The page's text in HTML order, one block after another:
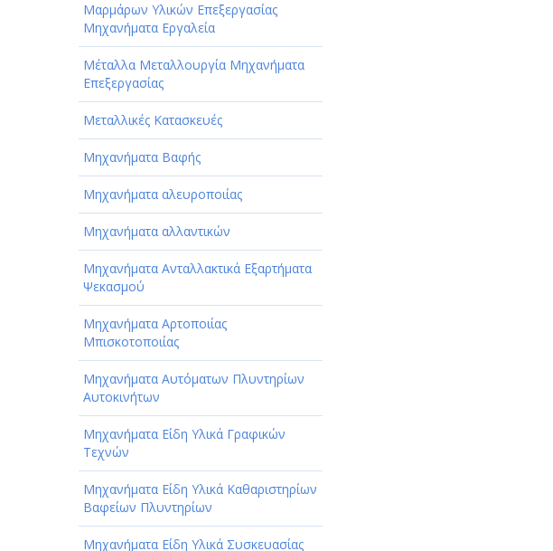
Μαρμάρων Υλικών Επεξεργασίας
Μηχανήματα Εργαλεία
Μέταλλα Μεταλλουργία Μηχανήματα
Επεξεργασίας
Μεταλλικές Κατασκευές
Μηχανήματα Βαφής
Μηχανήματα αλευροποιίας
Μηχανήματα αλλαντικών
Μηχανήματα Ανταλλακτικά Εξαρτήματα
Ψεκασμού
Μηχανήματα Αρτοποιίας
Μπισκοτοποιίας
Μηχανήματα Αυτόματων Πλυντηρίων
Αυτοκινήτων
Μηχανήματα Είδη Υλικά Γραφικών
Τεχνών
Μηχανήματα Είδη Υλικά Καθαριστηρίων
Βαφείων Πλυντηρίων
Μηχανήματα Είδη Υλικά Συσκευασίας